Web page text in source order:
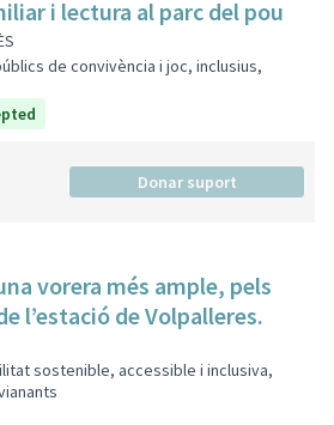
i lectura al parc del pou
de convivència i joc, inclusius,
Donar suport
vorera més ample, pels
l’estació de Volpalleres.
sostenible, accessible i inclusiva,